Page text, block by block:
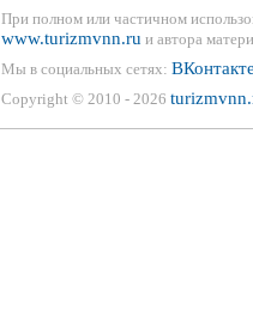
При полном или частичном
www.turizmvnn.ru и автора
Мы в социальных сетях:
Copyright © 2010 - 2026